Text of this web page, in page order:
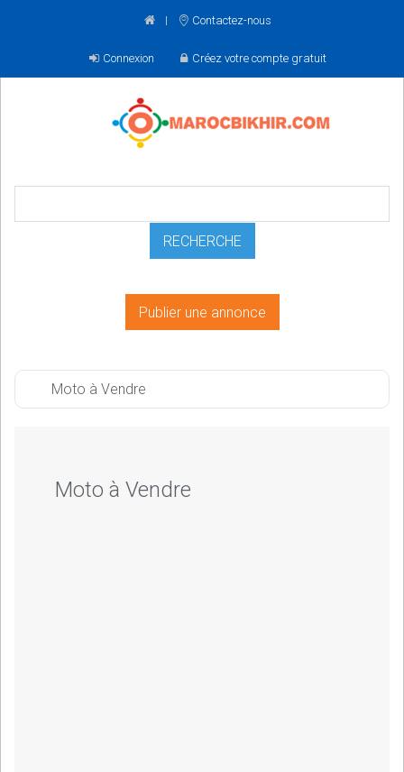
Contactez-nous
Connexion Créez votre compte gratuit
Publier une annonce
Moto à Vendre
Moto à Vendre